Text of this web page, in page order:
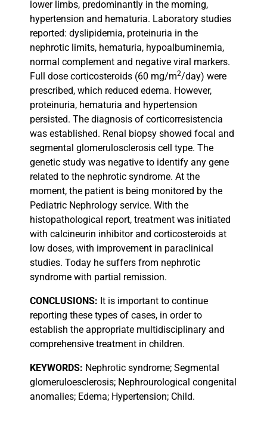
lower limbs, predominantly in the morning,
hypertension and hematuria. Laboratory studies
reported: dyslipidemia, proteinuria in the
nephrotic limits, hematuria, hypoalbuminemia,
normal complement and negative viral markers.
Full dose corticosteroids (60 mg/m2/day) were
prescribed, which reduced edema. However,
proteinuria, hematuria and hypertension
persisted. The diagnosis of corticorresistencia
was established. Renal biopsy showed focal and
segmental glomerulosclerosis cell type. The
genetic study was negative to identify any gene
related to the nephrotic syndrome. At the
moment, the patient is being monitored by the
Pediatric Nephrology service. With the
histopathological report, treatment was initiated
with calcineurin inhibitor and corticosteroids at
low doses, with improvement in paraclinical
studies. Today he suffers from nephrotic
syndrome with partial remission.
CONCLUSIONS: It is important to continue
reporting these types of cases, in order to
establish the appropriate multidisciplinary and
comprehensive treatment in children.
KEYWORDS: Nephrotic syndrome; Segmental
glomeruloesclerosis; Nephrourological congenital
anomalies; Edema; Hypertension; Child.